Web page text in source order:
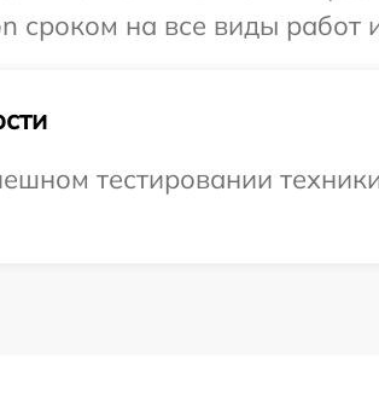
сроком на все виды работ
тестировании